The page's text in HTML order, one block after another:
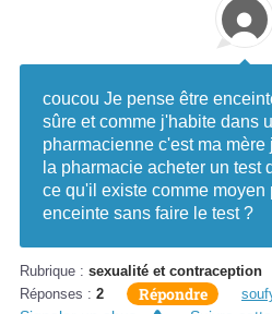
coucou Je pense être
sûre et comme j'habite dans
pharmacienne c'est ma
la pharmacie acheter un test
ce qu'il existe comme moyen
enceinte sans faire le test ?
Rubrique : sexualité et contraception
Réponses : 2 Répondre